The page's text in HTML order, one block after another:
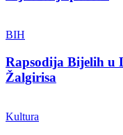
BIH
Rapsodija Bijelih u
Žalgirisa
Kultura